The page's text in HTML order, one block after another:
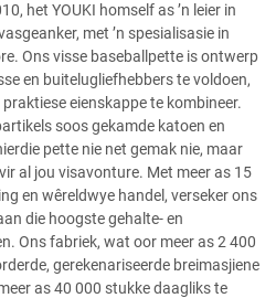
het YOUKI homself as ’n leier in
met ’n spesialisasie in
Ons visse baseballpette is ontwerp
en buitelugliefhebbers te voldoen,
eienskappe te kombineer.
soos gekamde katoen en
pette nie net gemak nie, maar
al jou visavonture. Met meer as 15
en wêreldwye handel, verseker ons
die hoogste gehalte- en
Ons fabriek, wat oor meer as 2 400
gerekenariseerde breimasjiene
as 40 000 stukke daagliks te